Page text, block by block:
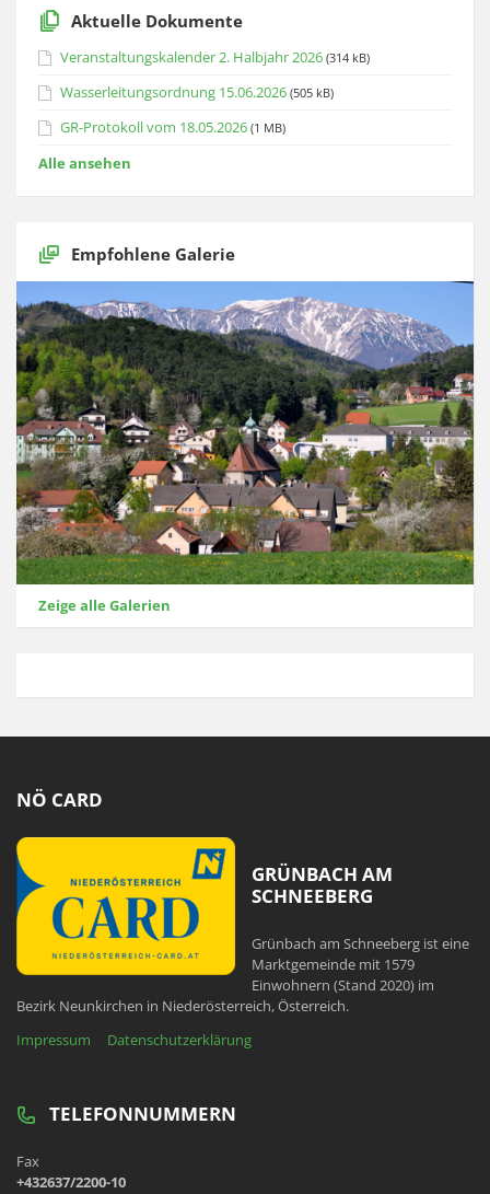
Aktuelle Dokumente
Veranstaltungskalender 2. Halbjahr 2026 (314 kB)
Wasserleitungsordnung 15.06.2026 (505 kB)
GR-Protokoll vom 18.05.2026 (1 MB)
Alle ansehen
Empfohlene Galerie
Zeige alle Galerien
NÖ CARD
GRÜNBACH AM
SCHNEEBERG
Grünbach am Schneeberg ist eine
Marktgemeinde mit 1579
Einwohnern (Stand 2020) im
Bezirk Neunkirchen in Niederösterreich, Österreich.
Impressum
Datenschutzerklärung
TELEFONNUMMERN
Fax
+432637/2200-10